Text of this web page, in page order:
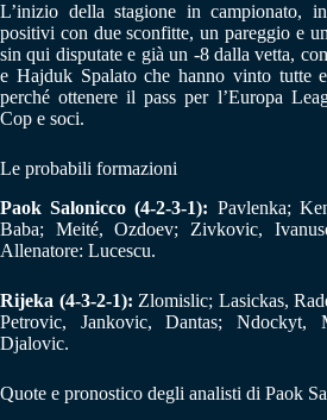
L’inizio della stagione in campionato,
positivi con due sconfitte, un pareggio e
sin qui disputate e già un -8 dalla vetta,
e Hajduk Spalato che hanno vinto tutte
perché ottenere il pass per l’Europa
Cop e soci.
Le probabili formazioni
Paok Salonicco (4-2-3-1): Pavlenka;
Baba; Meité, Ozdoev; Zivkovic,
Allenatore: Lucescu.
Rijeka (4-3-2-1): Zlomislic; Lasickas,
Petrovic, Jankovic, Dantas; Ndockyt,
Djalovic.
Quote e pronostico degli analisti di Paok